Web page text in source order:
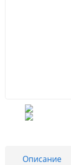
Описание